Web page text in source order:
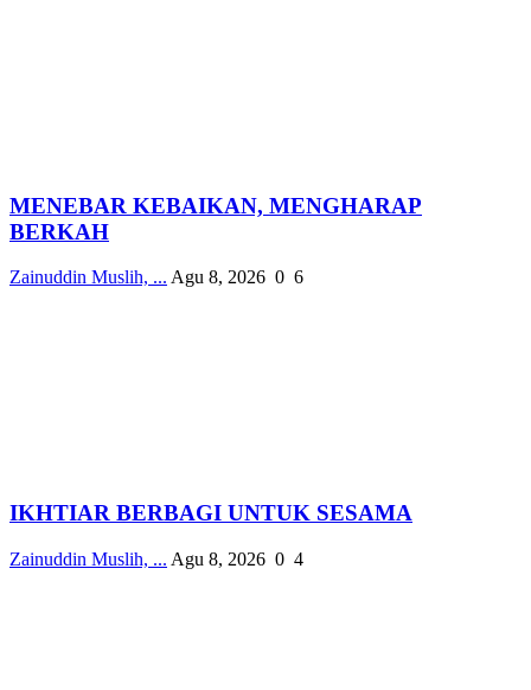
MENEBAR KEBAIKAN, MENGHARAP
BERKAH
Zainuddin Muslih, ... Agu 8, 2026 0 6
IKHTIAR BERBAGI UNTUK SESAMA
Zainuddin Muslih, ... Agu 8, 2026 0 4